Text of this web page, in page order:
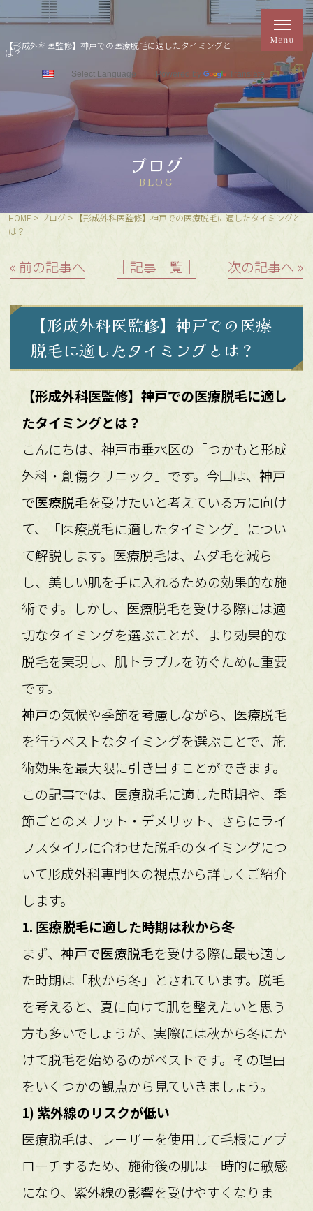
【形成外科医監修】神戸での医療脱毛に適したタイミングと
は？
Powered by Translate
ブログ
BLOG
HOME > ブログ >
【形成外科医監修】神戸での医療脱毛に適したタイミングと
は？
« 前の記事へ │記事一覧│ 次の記事へ »
【形成外科医監修】神戸での医療
脱毛に適したタイミングとは？
【形成外科医監修】神戸での医療脱毛に適し
たタイミングとは？
こんにちは、神戸市垂水区の「つかもと形成
外科・創傷クリニック」です。今回は、神戸
で医療脱毛を受けたいと考えている方に向け
て、「医療脱毛に適したタイミング」につい
て解説します。医療脱毛は、ムダ毛を減ら
し、美しい肌を手に入れるための効果的な施
術です。しかし、医療脱毛を受ける際には適
切なタイミングを選ぶことが、より効果的な
脱毛を実現し、肌トラブルを防ぐために重要
です。
神戸の気候や季節を考慮しながら、医療脱毛
を行うベストなタイミングを選ぶことで、施
術効果を最大限に引き出すことができます。
この記事では、医療脱毛に適した時期や、季
節ごとのメリット・デメリット、さらにライ
フスタイルに合わせた脱毛のタイミングにつ
いて形成外科専門医の視点から詳しくご紹介
します。
1. 医療脱毛に適した時期は秋から冬
まず、神戸で医療脱毛を受ける際に最も適し
た時期は「秋から冬」とされています。脱毛
を考えると、夏に向けて肌を整えたいと思う
方も多いでしょうが、実際には秋から冬にか
けて脱毛を始めるのがベストです。その理由
をいくつかの観点から見ていきましょう。
1) 紫外線のリスクが低い
医療脱毛は、レーザーを使用して毛根にアプ
ローチするため、施術後の肌は一時的に敏感
になり、紫外線の影響を受けやすくなりま